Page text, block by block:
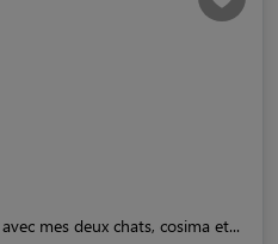
mes deux chats, cosima et...